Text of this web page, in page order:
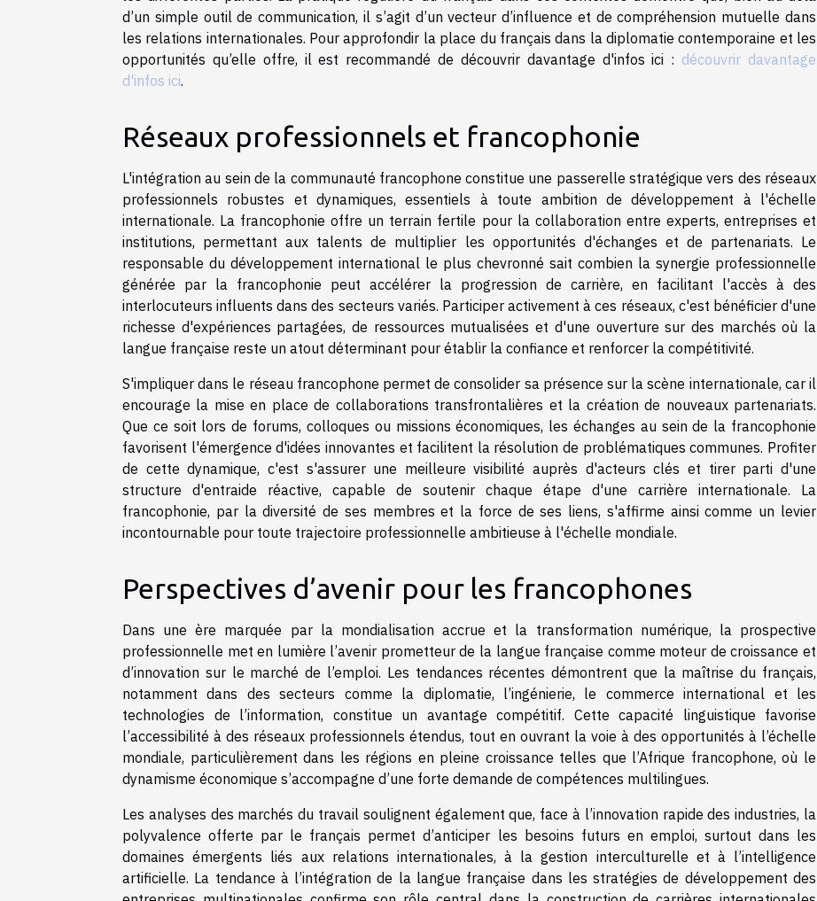
d’un simple outil de communication, il s’agit d’un vecteur d’influence et de compréhension mutuelle dans
les relations internationales. Pour approfondir la place du français dans la diplomatie contemporaine et les
opportunités qu’elle offre, il est recommandé de découvrir davantage d'infos ici : découvrir davantage
d'infos ici.
Réseaux professionnels et francophonie
L'intégration au sein de la communauté francophone constitue une passerelle stratégique vers des réseaux
professionnels robustes et dynamiques, essentiels à toute ambition de développement à l'échelle
internationale. La francophonie offre un terrain fertile pour la collaboration entre experts, entreprises et
institutions, permettant aux talents de multiplier les opportunités d'échanges et de partenariats. Le
responsable du développement international le plus chevronné sait combien la synergie professionnelle
générée par la francophonie peut accélérer la progression de carrière, en facilitant l'accès à des
interlocuteurs influents dans des secteurs variés. Participer activement à ces réseaux, c'est bénéficier d'une
richesse d'expériences partagées, de ressources mutualisées et d'une ouverture sur des marchés où la
langue française reste un atout déterminant pour établir la confiance et renforcer la compétitivité.
S'impliquer dans le réseau francophone permet de consolider sa présence sur la scène internationale, car il
encourage la mise en place de collaborations transfrontalières et la création de nouveaux partenariats.
Que ce soit lors de forums, colloques ou missions économiques, les échanges au sein de la francophonie
favorisent l'émergence d'idées innovantes et facilitent la résolution de problématiques communes. Profiter
de cette dynamique, c'est s'assurer une meilleure visibilité auprès d'acteurs clés et tirer parti d'une
structure d'entraide réactive, capable de soutenir chaque étape d'une carrière internationale. La
francophonie, par la diversité de ses membres et la force de ses liens, s'affirme ainsi comme un levier
incontournable pour toute trajectoire professionnelle ambitieuse à l'échelle mondiale.
Perspectives d’avenir pour les francophones
Dans une ère marquée par la mondialisation accrue et la transformation numérique, la prospective
professionnelle met en lumière l’avenir prometteur de la langue française comme moteur de croissance et
d’innovation sur le marché de l’emploi. Les tendances récentes démontrent que la maîtrise du français,
notamment dans des secteurs comme la diplomatie, l’ingénierie, le commerce international et les
technologies de l’information, constitue un avantage compétitif. Cette capacité linguistique favorise
l’accessibilité à des réseaux professionnels étendus, tout en ouvrant la voie à des opportunités à l’échelle
mondiale, particulièrement dans les régions en pleine croissance telles que l’Afrique francophone, où le
dynamisme économique s’accompagne d’une forte demande de compétences multilingues.
Les analyses des marchés du travail soulignent également que, face à l’innovation rapide des industries, la
polyvalence offerte par le français permet d’anticiper les besoins futurs en emploi, surtout dans les
domaines émergents liés aux relations internationales, à la gestion interculturelle et à l’intelligence
artificielle. La tendance à l’intégration de la langue française dans les stratégies de développement des